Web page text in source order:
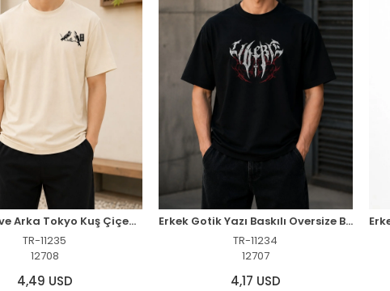
Erkek Ön ve Arka Tokyo Kuş Çiçek Baskılı Oversize T-Shirt - Ekru
TR-11235
12708
4,49 USD
Erkek Gotik Yazı Baskılı Oversize Bisiklet Yaka T-Shirt - Siyah
TR-11234
12707
4,17 USD